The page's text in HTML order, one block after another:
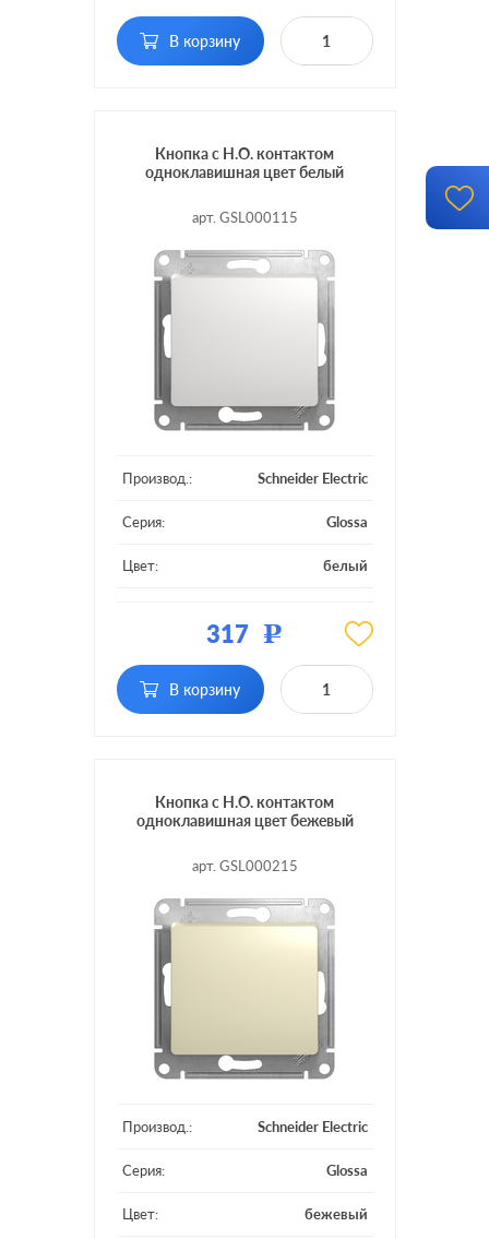
В корзину
Кнопка с Н.О. контактом
одноклавишная цвет белый
арт. GSL000115
Производ.: Schneider Electric
Серия: Glossa
Цвет: белый
317 Р
В корзину
Кнопка с Н.О. контактом
одноклавишная цвет бежевый
арт. GSL000215
Производ.: Schneider Electric
Серия: Glossa
Цвет: бежевый